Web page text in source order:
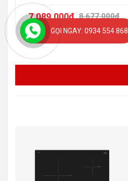
8.677.000₫
7.089.000₫
GỌI NGAY: 0934 554 868